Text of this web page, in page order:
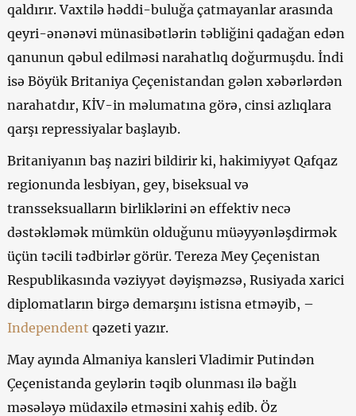
qaldırır. Vaxtilə həddi-buluğa çatmayanlar arasında
qeyri-ənənəvi münasibətlərin təbliğini qadağan edən
qanunun qəbul edilməsi narahatlıq doğurmuşdu. İndi
isə Böyük Britaniya Çeçenistandan gələn xəbərlərdən
narahatdır, KİV-in məlumatına görə, cinsi azlıqlara
qarşı repressiyalar başlayıb.
Britaniyanın baş naziri bildirir ki, hakimiyyət Qafqaz
regionunda lesbiyan, gey, biseksual və
transseksualların birliklərini ən effektiv necə
dəstəkləmək mümkün olduğunu müəyyənləşdirmək
üçün təcili tədbirlər görür. Tereza Mey Çeçenistan
Respublikasında vəziyyət dəyişməzsə, Rusiyada xarici
diplomatların birgə demarşını istisna etməyib, –
Independent qəzeti yazır.
May ayında Almaniya kansleri Vladimir Putindən
Çeçenistanda geylərin təqib olunması ilə bağlı
məsələyə müdaxilə etməsini xahiş edib. Öz